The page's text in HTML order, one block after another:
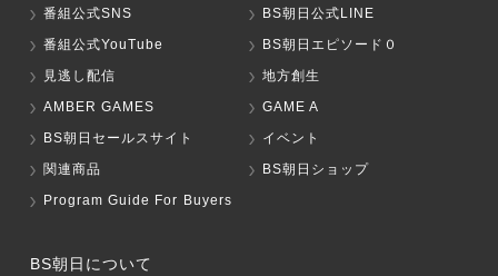
番組公式SNS
BS朝日公式LINE
番組公式YouTube
BS朝日エピソード０
見逃し配信
地方創生
AMBER GAMES
GAME A
BS朝日セールスサイト
イベント
関連商品
BS朝日ショップ
Program Guide For Buyers
BS朝日について